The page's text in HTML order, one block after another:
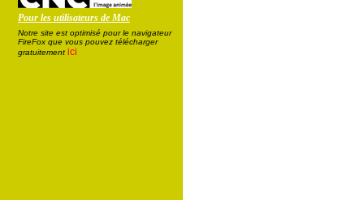
Pour les utilisateurs de Mac
Notre site est optimisé pour le navigateur
FireFox que vous pouvez télécharger
gratuitement ici